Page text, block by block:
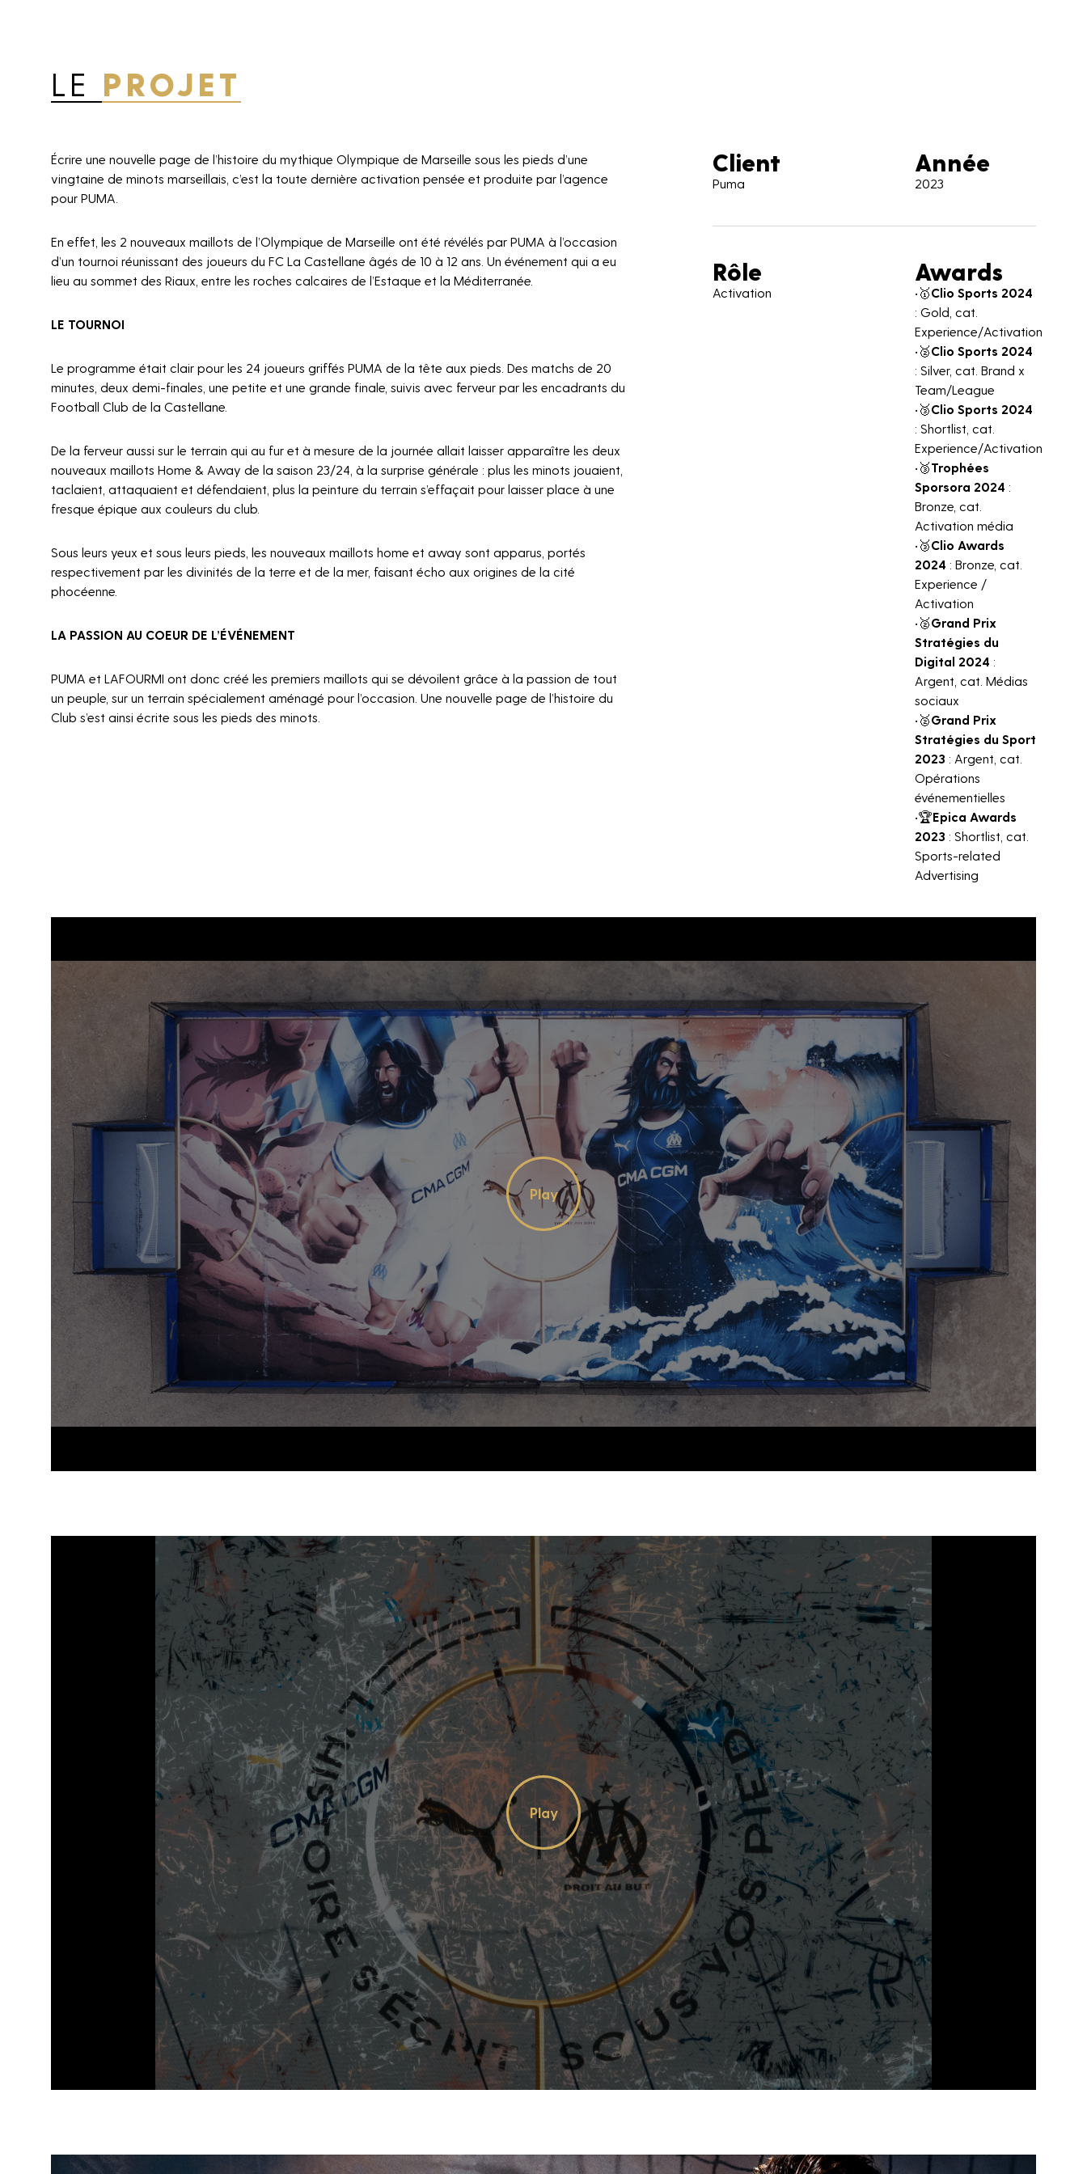
Contact
Press Room
LE PROJET
Écrire une nouvelle page de l’histoire du mythique Olympique de Marseille sous les pieds d’une
vingtaine de minots marseillais, c’est la toute dernière activation pensée et produite par l’agence
pour PUMA.
En effet, les 2 nouveaux maillots de l’Olympique de Marseille ont été révélés par PUMA à l’occasion
d’un tournoi réunissant des joueurs du FC La Castellane âgés de 10 à 12 ans. Un événement qui a eu
lieu au sommet des Riaux, entre les roches calcaires de l’Estaque et la Méditerranée.
LE TOURNOI
Le programme était clair pour les 24 joueurs griffés PUMA de la tête aux pieds. Des matchs de 20
minutes, deux demi-finales, une petite et une grande finale, suivis avec ferveur par les encadrants du
Football Club de la Castellane.
De la ferveur aussi sur le terrain qui au fur et à mesure de la journée allait laisser apparaître les deux
nouveaux maillots Home & Away de la saison 23/24, à la surprise générale : plus les minots jouaient,
taclaient, attaquaient et défendaient, plus la peinture du terrain s’effaçait pour laisser place à une
fresque épique aux couleurs du club.
Sous leurs yeux et sous leurs pieds, les nouveaux maillots home et away sont apparus, portés
respectivement par les divinités de la terre et de la mer, faisant écho aux origines de la cité
phocéenne.
LA PASSION AU COEUR DE L’ÉVÉNEMENT
PUMA et LAFOURMI ont donc créé les premiers maillots qui se dévoilent grâce à la passion de tout
un peuple, sur un terrain spécialement aménagé pour l’occasion. Une nouvelle page de l’histoire du
Club s’est ainsi écrite sous les pieds des minots.
Client
Puma
Année
2023
Rôle
Activation
Awards
•🥇Clio Sports 2024
: Gold, cat.
Experience/Activation
•🥈Clio Sports 2024
: Silver, cat. Brand x
Team/League
•🥉Clio Sports 2024
: Shortlist, cat.
Experience/Activation
•🥉Trophées
Sporsora 2024 :
Bronze, cat.
Activation média
•🥉Clio Awards
2024 : Bronze, cat.
Experience /
Activation
•🥈Grand Prix
Stratégies du
Digital 2024 :
Argent, cat. Médias
sociaux
•🥈Grand Prix
Stratégies du Sport
2023 : Argent, cat.
Opérations
événementielles
•🏆Epica Awards
2023 : Shortlist, cat.
Sports-related
Advertising
Play
Video
Play
Video
NEWSLETTER
Les champs suivis d'une * sont
obligatoires